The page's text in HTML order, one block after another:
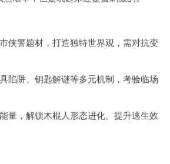
侠警题材，打造独特世界观，需对抗变
陷阱、钥匙解谜等多元机制，考验临场
量，解锁木棍人形态进化。提升逃生效